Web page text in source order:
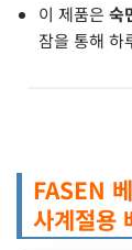
이 제품은 숙
잠을 통해 하
FASEN
사계절용